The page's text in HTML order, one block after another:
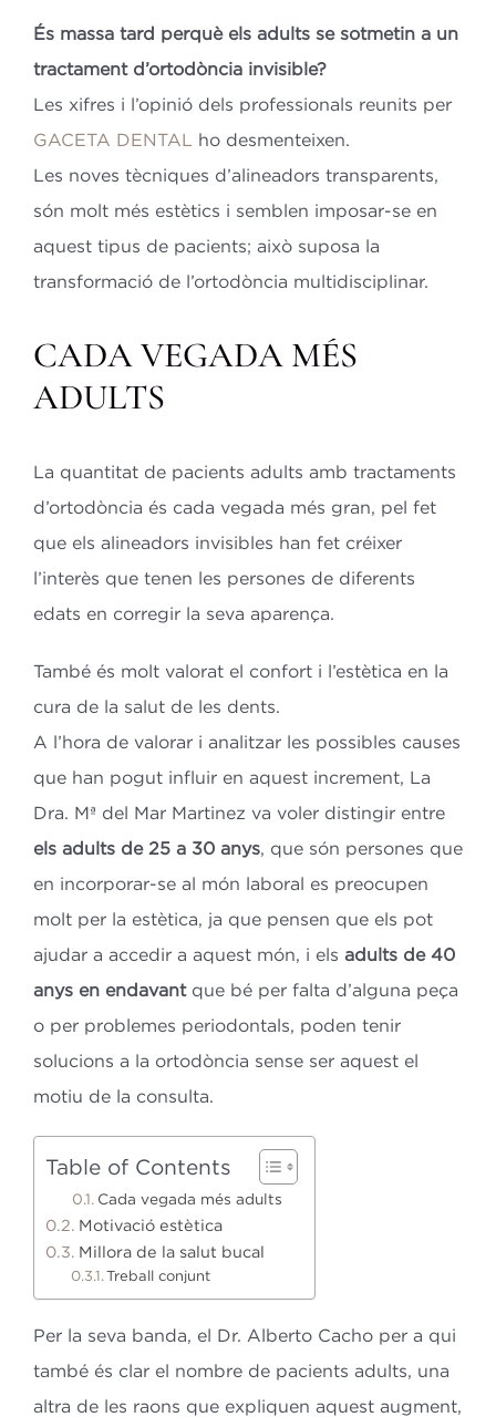
És massa tard perquè els adults se sotmetin a un
tractament d’ortodòncia invisible?
Les xifres i l’opinió dels professionals reunits per
GACETA DENTAL
ho desmenteixen.
Les noves tècniques d’alineadors transparents,
són molt més estètics i semblen imposar-se en
aquest tipus de pacients; això suposa la
transformació de l’ortodòncia multidisciplinar.
CADA VEGADA MÉS
ADULTS
La quantitat de pacients adults amb tractaments
d’ortodòncia és cada vegada més gran, pel fet
que els alineadors invisibles han fet créixer
l’interès que tenen les persones de diferents
edats en corregir la seva aparença.
També és molt valorat el confort i l’estètica en la
cura de la salut de les dents.
A l’hora de valorar i analitzar les possibles causes
que han pogut influir en aquest increment, La
Dra. Mª del Mar Martinez va voler distingir entre
els adults de 25 a 30 anys, que són persones que
en incorporar-se al món laboral es preocupen
molt per la estètica, ja que pensen que els pot
ajudar a accedir a aquest món, i els adults de 40
anys en endavantque bé per falta d’alguna peça
o per problemes periodontals, poden tenir
solucions a la ortodòncia sense ser aquest el
motiu de la consulta.
Table of Contents
Cada vegada més adults
Motivació estètica
Millora de la salut bucal
Treball conjunt
Per la seva banda, el Dr. Alberto Cacho per a qui
també és clar el nombre de pacients adults, una
altra de les raons que expliquen aquest augment,